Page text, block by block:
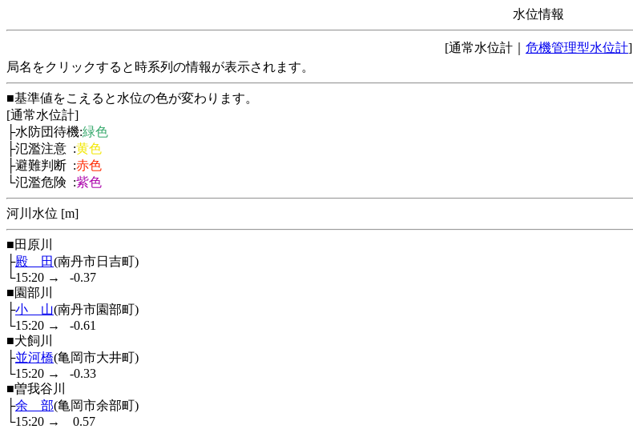
水位情報
[通常水位計｜ 危機管理型水位計]
局名をクリックすると時系列の情報が表示されます。
■基準値をこえると水位の色が変わります。
[通常水位計]
├水防団待機:緑色
├氾濫注意 :黄色
├避難判断 :赤色
└氾濫危険 :紫色
河川水位 [m]
■田原川
├殿 田(南丹市日吉町)
└15:20 →
-0.37
■園部川
├小 山(南丹市園部町)
└15:20 →
-0.61
■犬飼川
├並河橋(亀岡市大井町)
└15:20 →
-0.33
■曽我谷川
├余 部(亀岡市余部町)
└15:20 →
0.57